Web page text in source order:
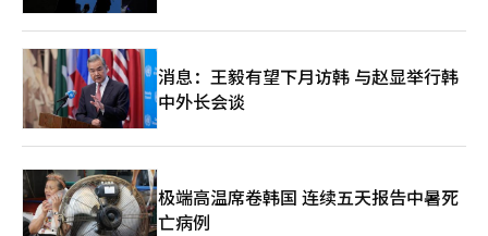
消息：王毅有望下月访韩 与赵显举行韩
中外长会谈
极端高温席卷韩国 连续五天报告中暑死
亡病例